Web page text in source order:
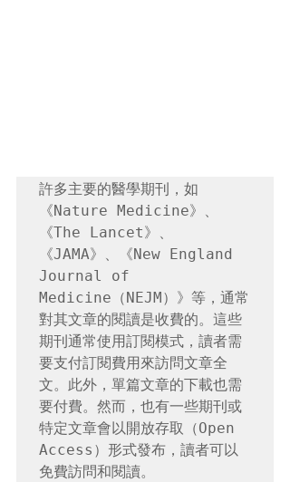
許多主要的醫學期刊，如
《Nature Medicine》、
《The Lancet》、
《JAMA》、《New England
Journal of
Medicine（NEJM）》等，通常
對其文章的閱讀是收費的。這些
期刊通常使用訂閱模式，讀者需
要支付訂閱費用來訪問文章全
文。此外，單篇文章的下載也需
要付費。然而，也有一些期刊或
特定文章會以開放存取（Open
Access）形式發布，讀者可以
免費訪問和閱讀。